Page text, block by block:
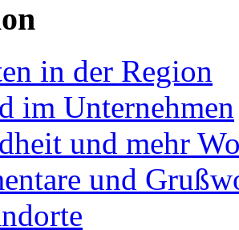
in der Region
im Unternehmen
und mehr
und